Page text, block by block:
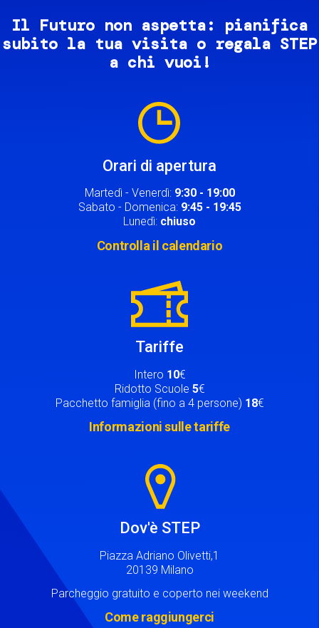
Il Futuro non aspetta: pianifica
subito la tua visita o regala STEP
a chi vuoi!
Orari di apertura
Martedì - Venerdì: 9:30 - 19:00
Sabato - Domenica: 9:45 - 19:45
Lunedì: chiuso
Controlla il calendario
Tariffe
Intero 10€
Ridotto Scuole 5€
Pacchetto famiglia (fino a 4 persone) 18€
Informazioni sulle tariffe
Dov'è STEP
Piazza Adriano Olivetti,1
20139 Milano
Parcheggio gratuito e coperto nei weekend
Come raggiungerci